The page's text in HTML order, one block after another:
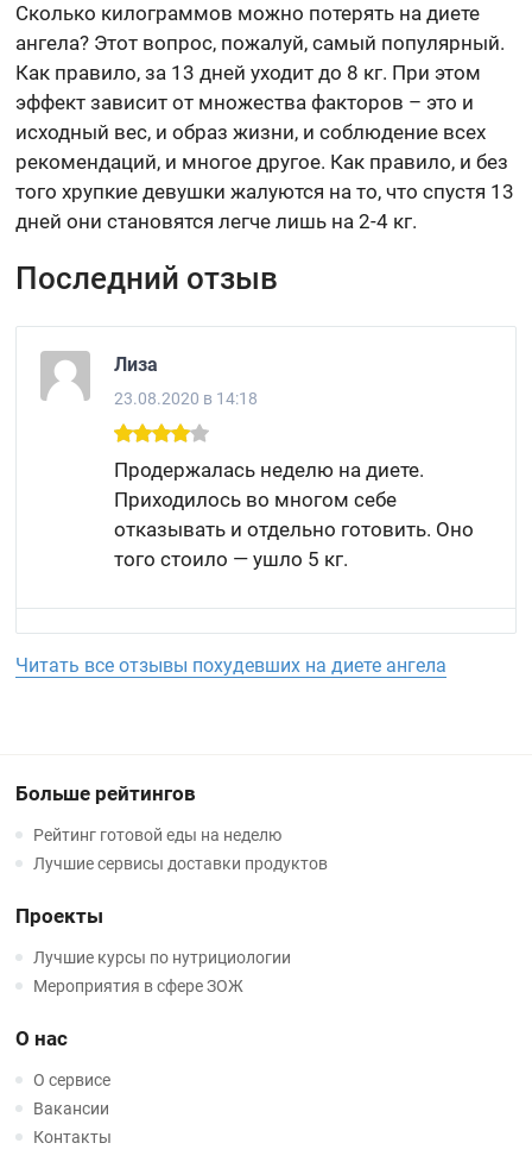
Сколько килограммов можно потерять на диете
ангела? Этот вопрос, пожалуй, самый популярный.
Как правило, за 13 дней уходит до 8 кг. При этом
эффект зависит от множества факторов – это и
исходный вес, и образ жизни, и соблюдение всех
рекомендаций, и многое другое. Как правило, и без
того хрупкие девушки жалуются на то, что спустя 13
дней они становятся легче лишь на 2-4 кг.
Последний отзыв
Лиза
23.08.2020 в 14:18
Продержалась неделю на диете.
Приходилось во многом себе
отказывать и отдельно готовить. Оно
того стоило — ушло 5 кг.
Читать все отзывы похудевших на диете ангела
Больше рейтингов
Рейтинг готовой еды на неделю
Лучшие сервисы доставки продуктов
Проекты
Лучшие курсы по нутрициологии
Мероприятия в сфере ЗОЖ
О нас
О сервисе
Вакансии
Контакты